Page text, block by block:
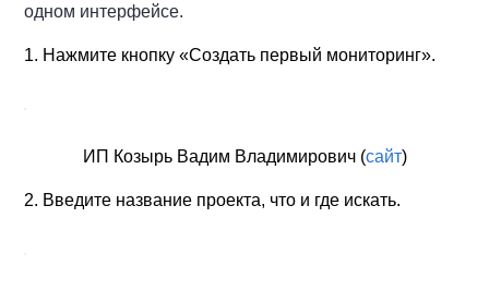
одном интерфейсе.
1. Нажмите кнопку «Создать первый мониторинг».
ИП Козырь Вадим Владимирович (сайт)
2. Введите название проекта, что и где искать.